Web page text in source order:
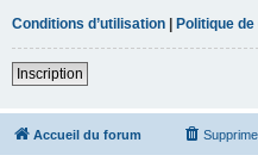
Conditions d’utilisation | Politique
Inscription
Accueil du forum